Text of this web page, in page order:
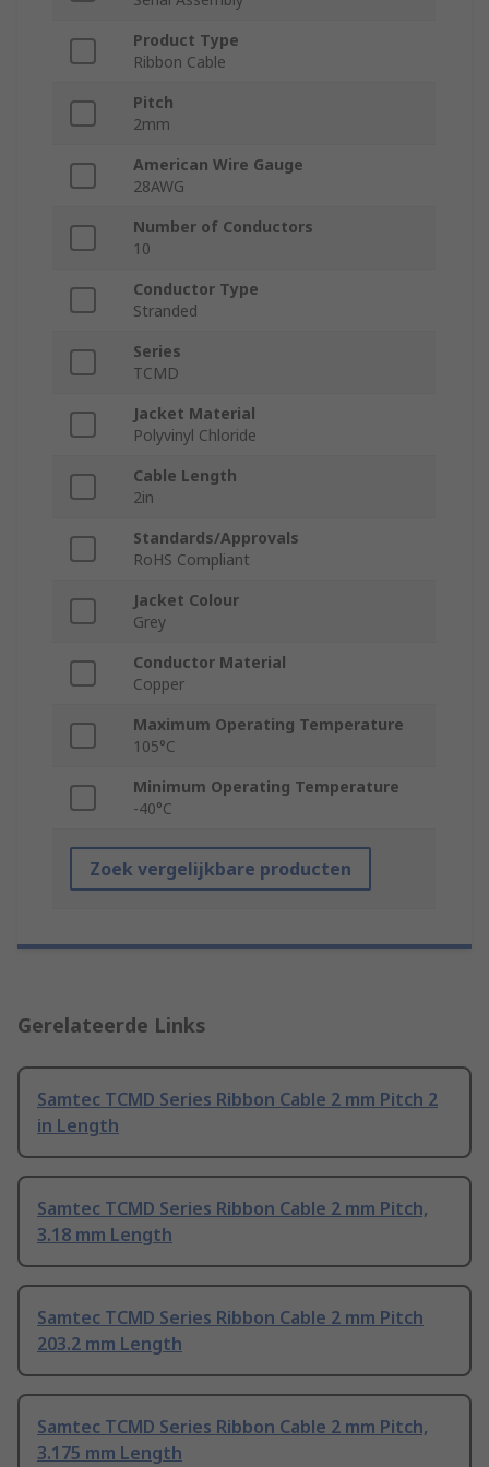
Product Type
Ribbon Cable
Pitch
2mm
American Wire Gauge
28AWG
Number of Conductors
10
Conductor Type
Stranded
Series
TCMD
Jacket Material
Polyvinyl Chloride
Cable Length
2in
Standards/Approvals
RoHS Compliant
Jacket Colour
Grey
Conductor Material
Copper
Maximum Operating Temperature
105°C
Minimum Operating Temperature
-40°C
Zoek vergelijkbare producten
Gerelateerde Links
Samtec TCMD Series Ribbon Cable 2 mm Pitch 2
in Length
Samtec TCMD Series Ribbon Cable 2 mm Pitch,
3.18 mm Length
Samtec TCMD Series Ribbon Cable 2 mm Pitch
203.2 mm Length
Samtec TCMD Series Ribbon Cable 2 mm Pitch,
3.175 mm Length